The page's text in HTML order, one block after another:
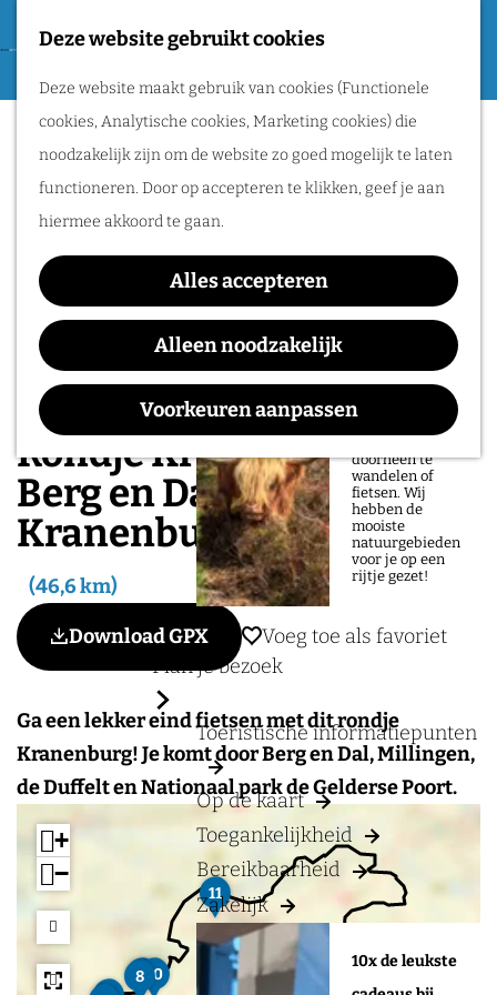
Deze website gebruikt cookies
Deze website maakt gebruik van cookies (Functionele
cookies, Analytische cookies, Marketing cookies) die
noodzakelijk zijn om de website zo goed mogelijk te laten
functioneren. Door op accepteren te klikken, geef je aan
hiermee akkoord te gaan.
Alles accepteren
Alleen noodzakelijk
Voorkeuren aanpassen
a
F
a
v
o
r
i
e
e
M
e
n
u
Routes
Wandelen
Fietsen
Routeplanner
Natuurgebieden
in het Rijk van
natuur in het Rijk
van Nijmegen is
doorheen te
wandelen of
fietsen. Wij
hebben de
mooiste
natuurgebieden
voor je op een
rijtje gezet!
Plan je bezoek
Toeristische informatiepunten
Op de kaart
Toegankelijkheid
Bereikbaarheid
Zakelijk
10x de leukste
Rondje Kranenburg -
Berg en Dal - Millingen -
Kranenburg
46,6 km
Ga een lekker eind fietsen met dit rondje
Kranenburg! Je komt door Berg en Dal, Millingen,
de Duffelt en Nationaal park de Gelderse Poort.
Voeg toe als favoriet
Voeg toe als favoriet
Download GPX
M
L
u
8
B
e
9
H
e
10
V
a
k
a
t
11
+
−